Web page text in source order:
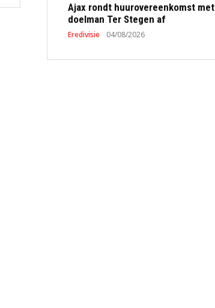
Ajax rondt huurovereenkomst met
doelman Ter Stegen af
Eredivisie 04/08/2026